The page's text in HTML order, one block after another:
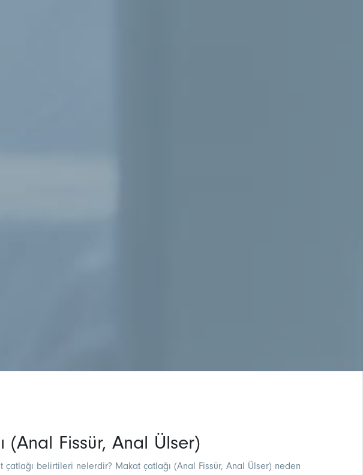
(Anal Fissür, Anal Ülser)
çatlağı belirtileri nelerdir? Makat çatlağı (Anal Fissür, Anal Ülser) neden